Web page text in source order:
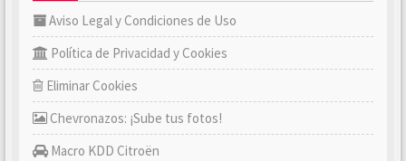
Aviso Legal y Condiciones de Uso
Política de Privacidad y Cookies
Eliminar Cookies
Chevronazos: ¡Sube tus fotos!
Macro KDD Citroën